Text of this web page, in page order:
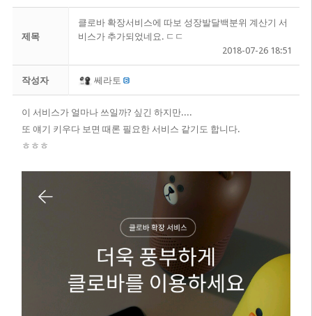
제목
클로바 확장서비스에 따보 성장발달백분위 계산기 서
비스가 추가되었네요. ㄷㄷ
2018-07-26 18:51
작성자 쎄라토
이 서비스가 얼마나 쓰일까? 싶긴 하지만....
또 얘기 키우다 보면 때론 필요한 서비스 같기도 합니다.
ㅎㅎㅎ